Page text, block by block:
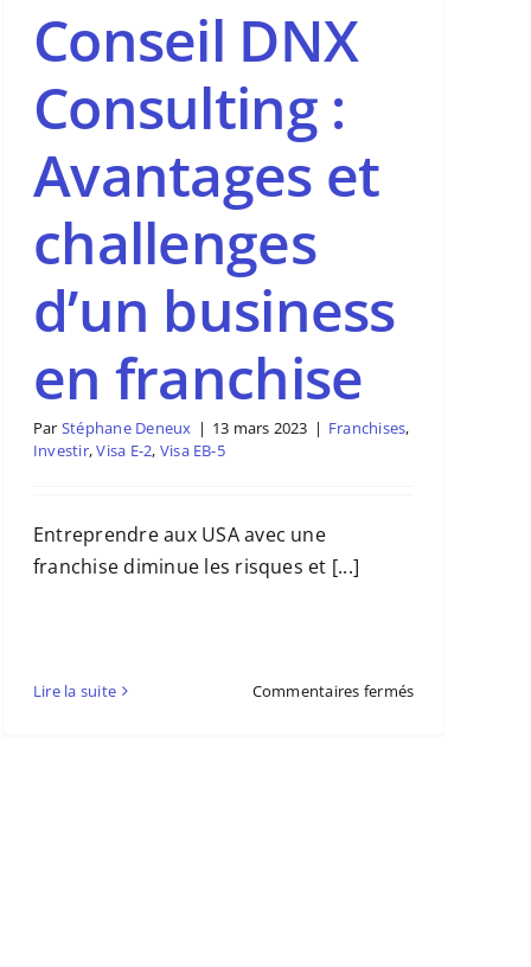
Conseil DNX
Consulting :
Avantages et
challenges
d’un business
en franchise
Par Stéphane Deneux | 13 mars 2023 | Franchises,
Investir,Visa E-2, Visa EB-5
Entreprendre aux USA avec une
franchise diminue les risques et [...]
Lire la suite Commentaires ferméssur